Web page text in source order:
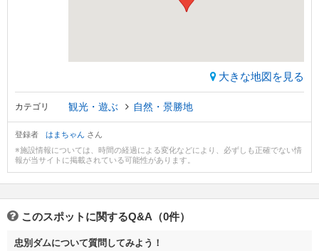
大きな地図を見る
カテゴリ 観光・遊ぶ 自然・景勝地
登録者 はまちゃん さん
※施設情報については、時間の経過による変化などにより、必ずしも正確でない情
報が当サイトに掲載されている可能性があります。
このスポットに関するQ&A（0件）
忠別ダムについて質問してみよう！